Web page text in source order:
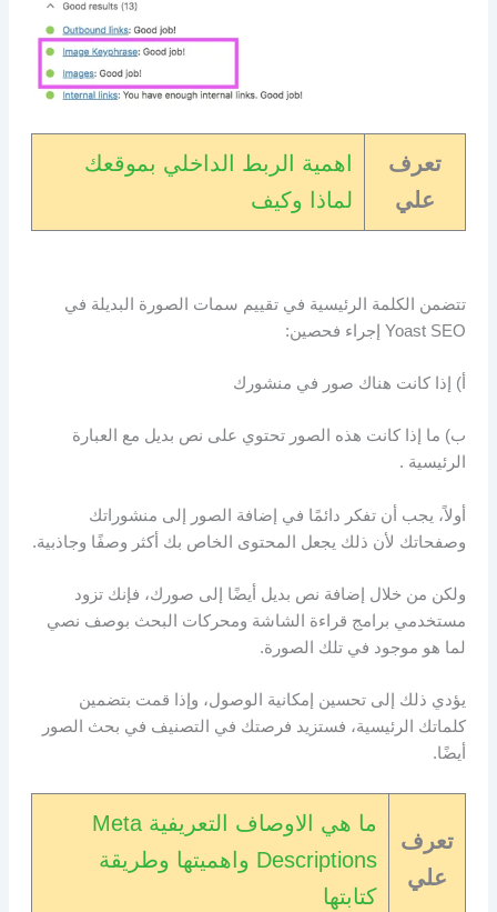
تعرف
علي
اهمية الربط الداخلي بموقعك
لماذا وكيف
تتضمن الكلمة الرئيسية في تقييم سمات الصورة البديلة في
Yoast SEO إجراء فحصين:
أ) إذا كانت هناك صور في منشورك
ب) ما إذا كانت هذه الصور تحتوي على نص بديل مع العبارة
الرئيسية .
أولاً، يجب أن تفكر دائمًا في إضافة الصور إلى منشوراتك
وصفحاتك لأن ذلك يجعل المحتوى الخاص بك أكثر وصفًا وجاذبية.
ولكن من خلال إضافة نص بديل أيضًا إلى صورك، فإنك تزود
مستخدمي برامج قراءة الشاشة ومحركات البحث بوصف نصي
لما هو موجود في تلك الصورة.
يؤدي ذلك إلى تحسين إمكانية الوصول، وإذا قمت بتضمين
كلماتك الرئيسية، فستزيد فرصتك في التصنيف في بحث الصور
أيضًا.
تعرف
علي
ما هي الاوصاف التعريفية Meta
Descriptions واهميتها وطريقة
كتابتها